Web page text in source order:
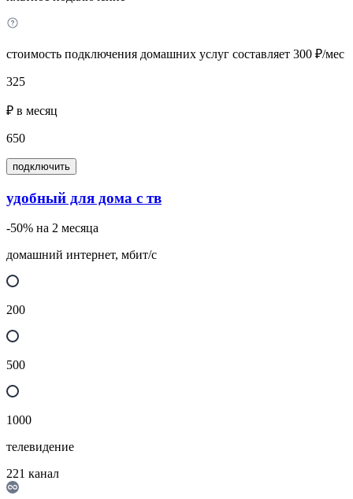
стоимость подключения домашних услуг составляет 300 ₽/мес
325
₽ в месяц
650
подключить
удобный для дома с тв
-50% на 2 месяца
домашний интернет, мбит/с
200
500
1000
телевидение
221 канал